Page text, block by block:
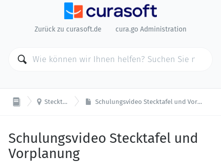
Zurück zu curasoft.de cura.go Administration
 Stecktafel Schulungsvideo Stecktafel und Vorplanung
Schulungsvideo Stecktafel und
Vorplanung